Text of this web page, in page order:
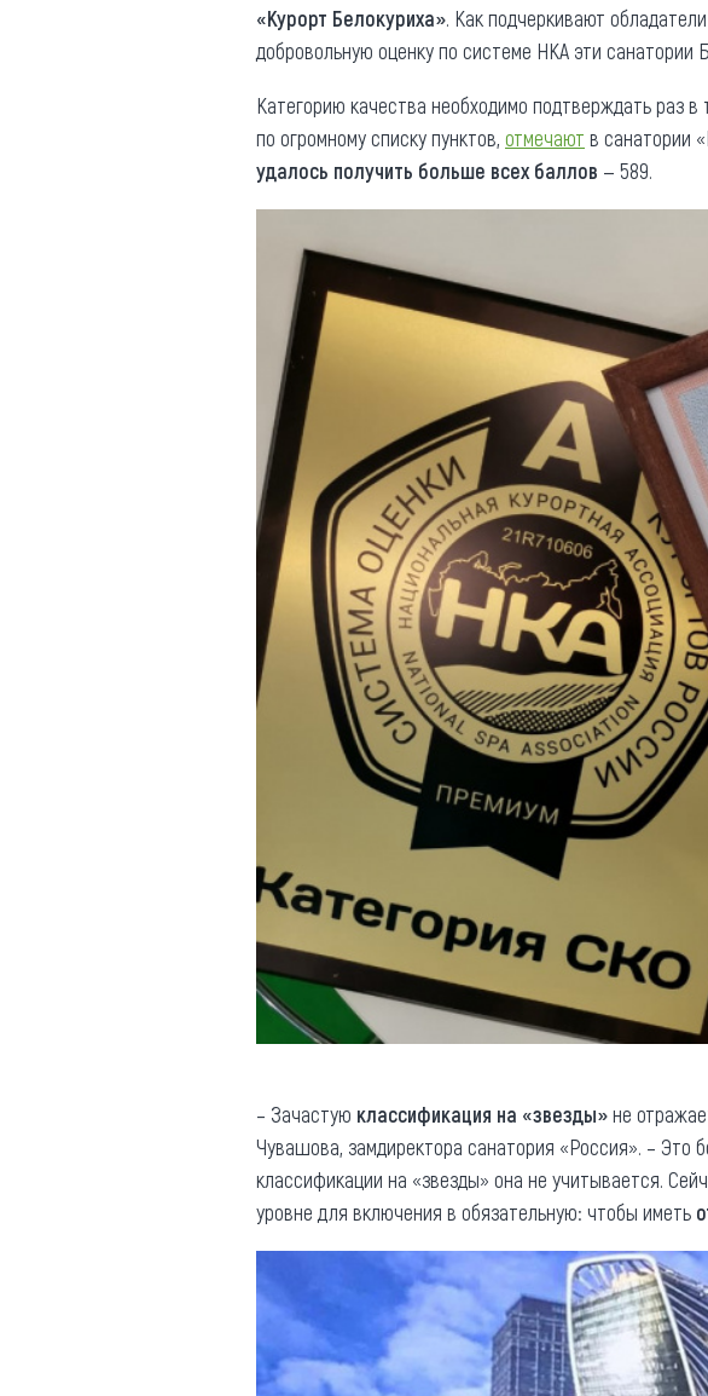
«Курорт Белокуриха». Как подчеркивают
добровольную оценку по системе НКА эти санатории
Категорию качества необходимо подтверждать раз в
по огромному списку пунктов, отмечают в санатории
удалось получить больше всех баллов — 589.
– Зачастую классификация на «звезды»не
Чувашова, замдиректора санатория «Россия». – Это
классификации на «звезды» она не учитывается.
уровне для включения в обязательную: чтобы иметь